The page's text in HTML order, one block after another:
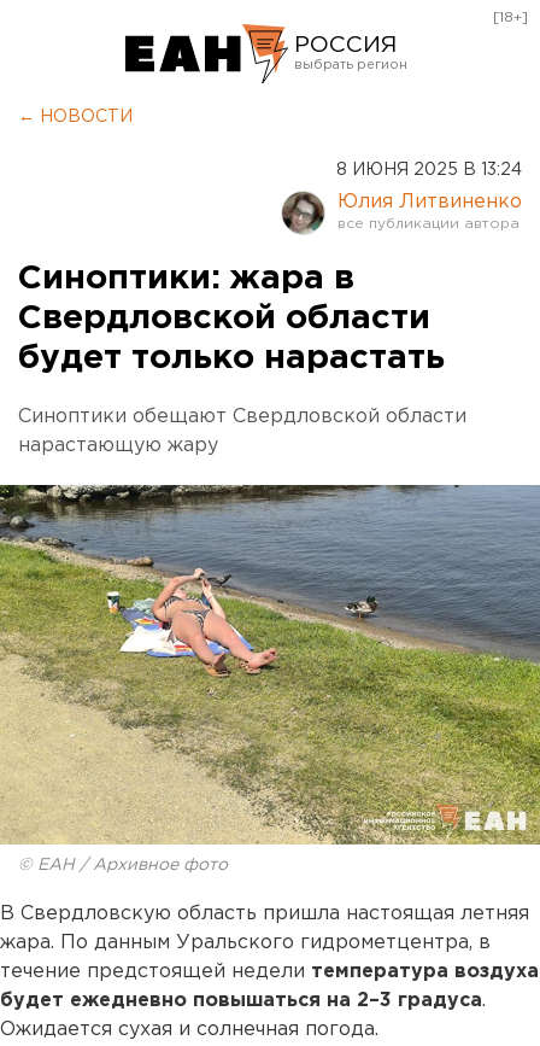
РОССИЯ
Курган
Оренбург
[18+]
← НОВОСТИ
8 ИЮНЯ 2025 В 13:24
Юлия Литвиненко
Синоптики: жара в
Свердловской области
будет только нарастать
Синоптики обещают Свердловской области
нарастающую жару
© ЕАН / Архивное фото
В Свердловскую область пришла настоящая летняя
жара. По данным Уральского гидрометцентра, в
течение предстоящей недели температура воздуха
будет ежедневно повышаться на 2–3 градуса.
Ожидается сухая и солнечная погода.